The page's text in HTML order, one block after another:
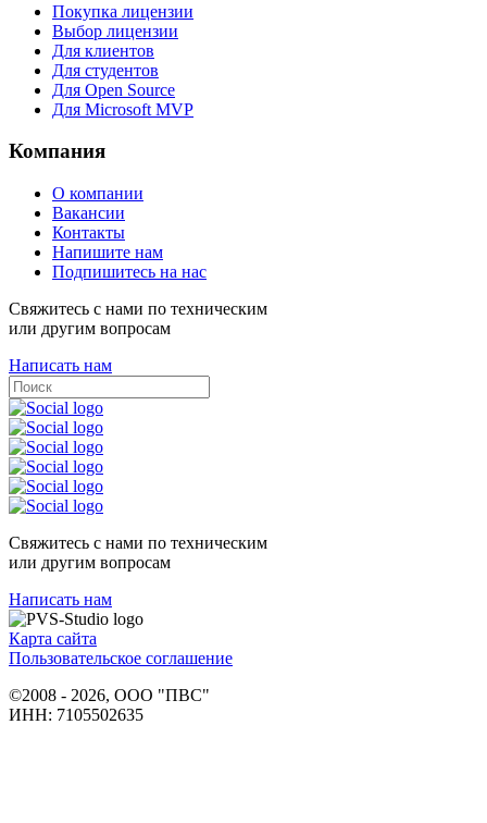
Покупка лицензии
Выбор лицензии
Для клиентов
Для студентов
Для Open Source
Для Microsoft MVP
Компания
О компании
Вакансии
Контакты
Напишите нам
Подпишитесь на нас
Свяжитесь с нами по техническим
или другим вопросам
Написать нам
Свяжитесь с нами по техническим
или другим вопросам
Написать нам
Карта сайта
Пользовательское соглашение
©2008 - 2026, ООО "ПВС"
ИНН: 7105502635